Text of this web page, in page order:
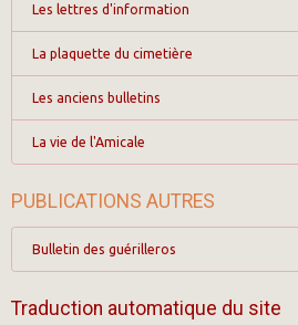
Les lettres d'information
La plaquette du cimetière
Les anciens bulletins
La vie de l'Amicale
PUBLICATIONS AUTRES
Bulletin des guérilleros
Traduction automatique du site